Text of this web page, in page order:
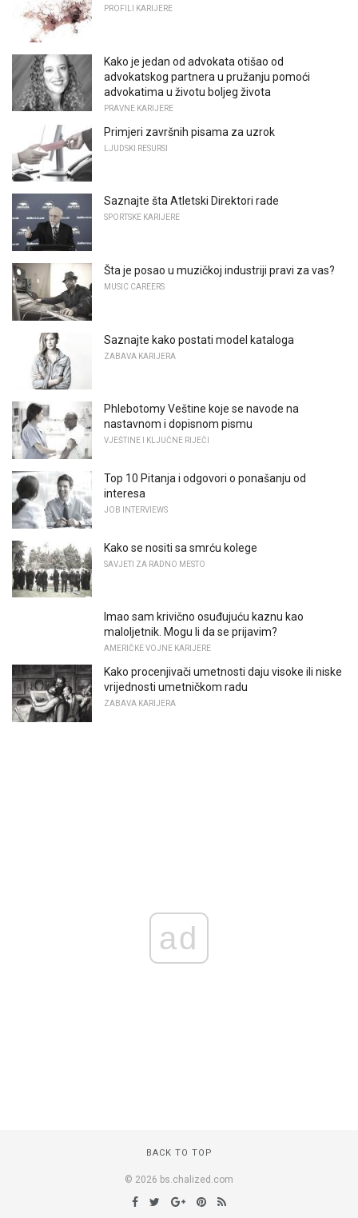
PROFILI KARIJERE
Kako je jedan od advokata otišao od
advokatskog partnera u pružanju pomoći
advokatima u životu boljeg života
PRAVNE KARIJERE
Primjeri završnih pisama za uzrok
LJUDSKI RESURSI
Saznajte šta Atletski Direktori rade
SPORTSKE KARIJERE
Šta je posao u muzičkoj industriji pravi za vas?
MUSIC CAREERS
Saznajte kako postati model kataloga
ZABAVA KARIJERA
Phlebotomy Veštine koje se navode na
nastavnom i dopisnom pismu
VJEŠTINE I KLJUČNE RIJEČI
Top 10 Pitanja i odgovori o ponašanju od
interesa
JOB INTERVIEWS
Kako se nositi sa smrću kolege
SAVJETI ZA RADNO MESTO
Imao sam krivično osuđujuću kaznu kao
maloljetnik. Mogu li da se prijavim?
AMERIČKE VOJNE KARIJERE
Kako procenjivači umetnosti daju visoke ili niske
vrijednosti umetničkom radu
ZABAVA KARIJERA
ad
BACK TO TOP
© 2026 bs.chalized.com